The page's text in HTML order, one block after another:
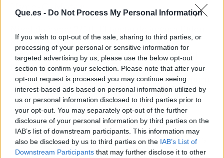
Que.es - Do Not Process My Personal Information
If you wish to opt-out of the sale, sharing to third parties, or
processing of your personal or sensitive information for
targeted advertising by us, please use the below opt-out
section to confirm your selection. Please note that after your
opt-out request is processed you may continue seeing
interest-based ads based on personal information utilized by
us or personal information disclosed to third parties prior to
your opt-out. You may separately opt-out of the further
disclosure of your personal information by third parties on the
IAB’s list of downstream participants. This information may
also be disclosed by us to third parties on the IAB’s List of
Downstream Participants that may further disclose it to other
Hype-O-Meter
Ring en el metro pesa más que los extras
reciclados. Eso sí, si el rendimiento flojea, el
hype se desinflará más rápido que una tortilla
sin huevo. Apunta agosto en el calendario, pero
no vendas la PS5 todavía.
El resumen para vagos (TL;DR)
🎯 ¿Qué ha pasado? Elden Ring llega a Switch 2 el 28/8 con la
Tarnished Edition.